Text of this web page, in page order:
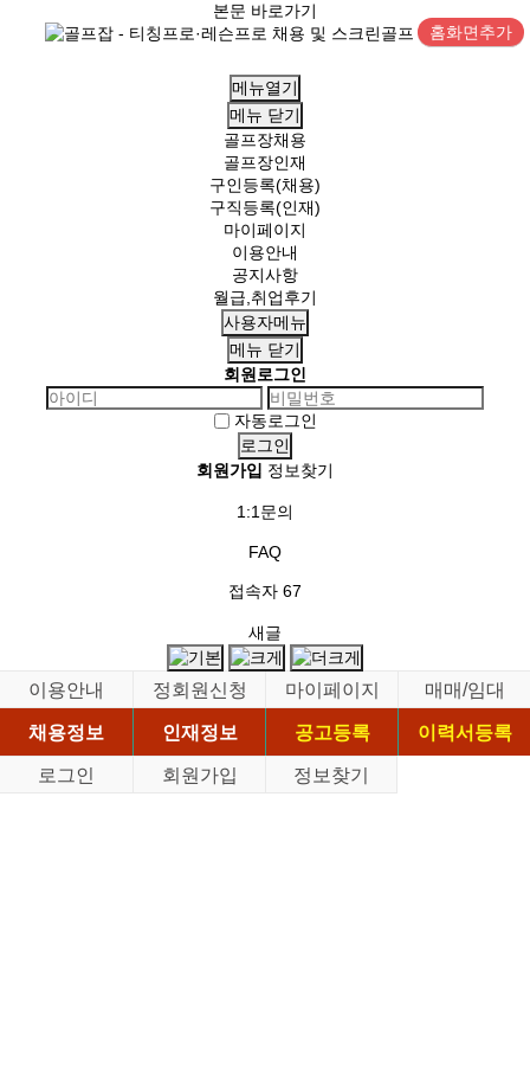
본문 바로가기
홈화면추가
메뉴열기
메뉴 닫기
골프장채용
골프장인재
구인등록(채용)
구직등록(인재)
마이페이지
이용안내
공지사항
월급,취업후기
사용자메뉴
메뉴 닫기
회원로그인
자동로그인
회원가입 정보찾기
1:1문의
FAQ
접속자 67
새글
이용안내 정회원신청 마이페이지
매매/임대
채용정보
인재정보 공고등록
이력서등록
로그인
회원가입 정보찾기